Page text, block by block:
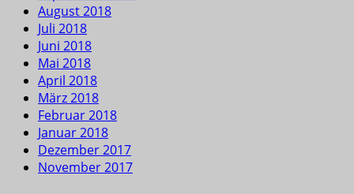
August 2018
Juli 2018
Juni 2018
Mai 2018
April 2018
März 2018
Februar 2018
Januar 2018
Dezember 2017
November 2017